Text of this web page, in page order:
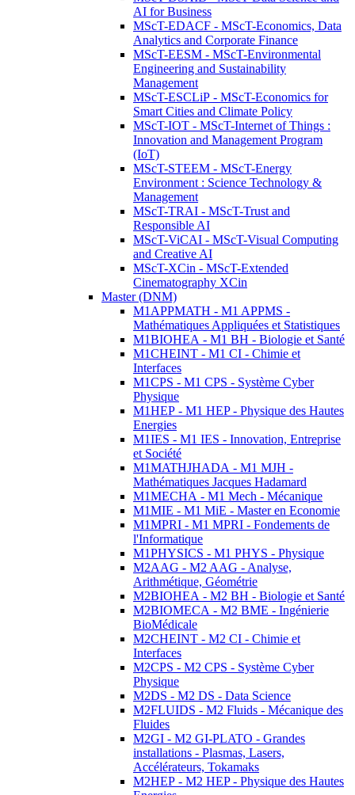
AI for Business
MScT-EDACF - MScT-Economics, Data
Analytics and Corporate Finance
MScT-EESM - MScT-Environmental
Engineering and Sustainability
Management
MScT-ESCLiP - MScT-Economics for
Smart Cities and Climate Policy
MScT-IOT - MScT-Internet of Things :
Innovation and Management Program
(IoT)
MScT-STEEM - MScT-Energy
Environment : Science Technology &
Management
MScT-TRAI - MScT-Trust and
Responsible AI
MScT-ViCAI - MScT-Visual Computing
and Creative AI
MScT-XCin - MScT-Extended
Cinematography XCin
Master (DNM)
M1APPMATH - M1 APPMS -
Mathématiques Appliquées et Statistiques
M1BIOHEA - M1 BH - Biologie et Santé
M1CHEINT - M1 CI - Chimie et
Interfaces
M1CPS - M1 CPS - Système Cyber
Physique
M1HEP - M1 HEP - Physique des Hautes
Energies
M1IES - M1 IES - Innovation, Entreprise
et Société
M1MATHJHADA - M1 MJH -
Mathématiques Jacques Hadamard
M1MECHA - M1 Mech - Mécanique
M1MIE - M1 MiE - Master en Economie
M1MPRI - M1 MPRI - Fondements de
l'Informatique
M1PHYSICS - M1 PHYS - Physique
M2AAG - M2 AAG - Analyse,
Arithmétique, Géométrie
M2BIOHEA - M2 BH - Biologie et Santé
M2BIOMECA - M2 BME - Ingénierie
BioMédicale
M2CHEINT - M2 CI - Chimie et
Interfaces
M2CPS - M2 CPS - Système Cyber
Physique
M2DS - M2 DS - Data Science
M2FLUIDS - M2 Fluids - Mécanique des
Fluides
M2GI - M2 GI-PLATO - Grandes
installations - Plasmas, Lasers,
Accélérateurs, Tokamaks
M2HEP - M2 HEP - Physique des Hautes